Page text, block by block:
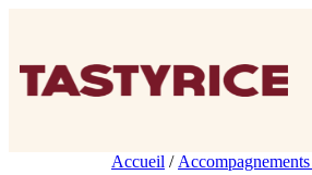
Accueil /